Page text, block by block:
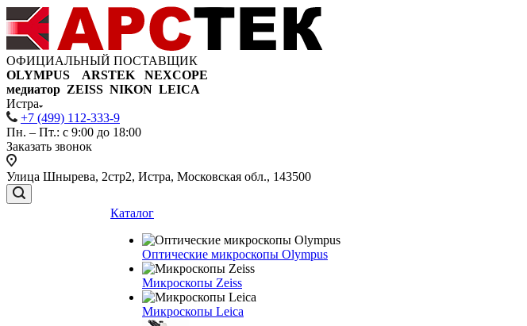
ОФИЦИАЛЬНЫЙ ПОСТАВЩИК
OLYMPUS ARSTEK NEXCOPE
медиатор ZEISS NIKON LEICA
Истра
+7 (499) 112-333-9
Пн. – Пт.: с 9:00 до 18:00
Заказать звонок
Улица Шнырева, 2стр2, Истра, Московская обл., 143500
Каталог
Оптические микроскопы Olympus
Микроскопы Zeiss
Микроскопы Leica